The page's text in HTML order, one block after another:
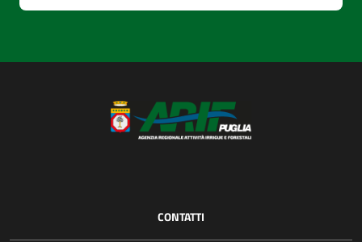
CONTATTI